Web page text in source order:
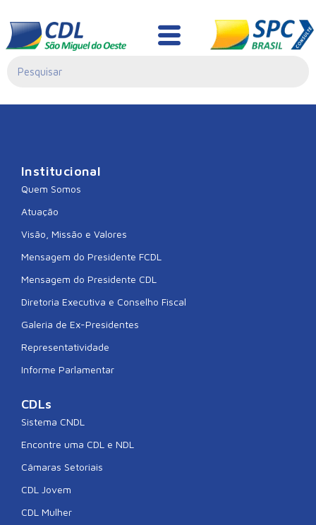
CDL CAMPOS
NOVOS
Institucional
Quem Somos
Atuação
Visão, Missão e Valores
Mensagem do Presidente FCDL
Mensagem do Presidente CDL
Diretoria Executiva e Conselho Fiscal
Galeria de Ex-Presidentes
Representatividade
Informe Parlamentar
CDLs
Sistema CNDL
Encontre uma CDL e NDL
Câmaras Setoriais
CDL Jovem
CDL Mulher